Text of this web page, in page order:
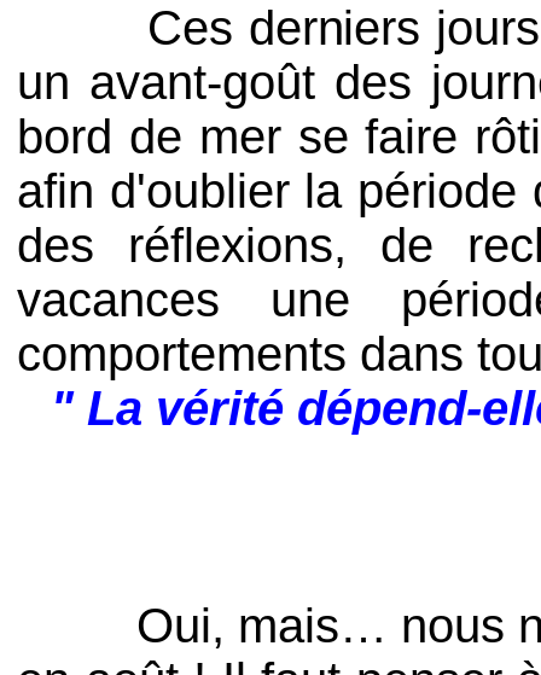
Ces derniers jours
un avant-goût des
bord de mer se faire
afin d'oublier la période
des réflexions, de
vacances une
comportements dans
" La vérité dépend-
Oui, mais… nous ne